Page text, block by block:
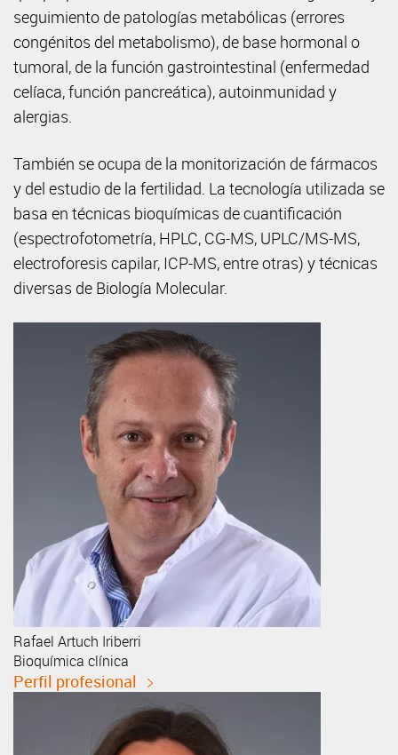
seguimiento de patologías metabólicas (errores
congénitos del metabolismo), de base hormonal o
tumoral, de la función gastrointestinal (enfermedad
celíaca, función pancreática), autoinmunidad y
alergias.
También se ocupa de la monitorización de fármacos
y del estudio de la fertilidad. La tecnología utilizada se
basa en técnicas bioquímicas de cuantificación
(espectrofotometría, HPLC, CG-MS, UPLC/MS-MS,
electroforesis capilar, ICP-MS, entre otras) y técnicas
diversas de Biología Molecular.
Rafael Artuch Iriberri
Bioquímica clínica
Perfil profesional